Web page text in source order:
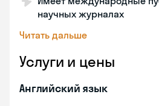
научных журналах
Читать дальше
Услуги и цены
Английский язык